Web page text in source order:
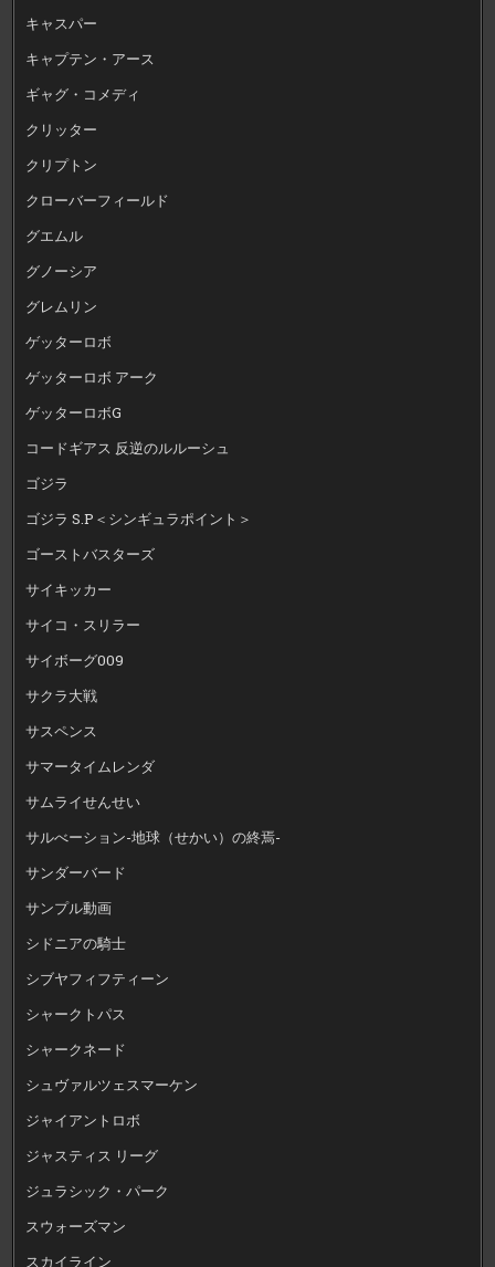
キャスパー
キャプテン・アース
ギャグ・コメディ
クリッター
クリプトン
クローバーフィールド
グエムル
グノーシア
グレムリン
ゲッターロボ
ゲッターロボ アーク
ゲッターロボG
コードギアス 反逆のルルーシュ
ゴジラ
ゴジラ S.P＜シンギュラポイント＞
ゴーストバスターズ
サイキッカー
サイコ・スリラー
サイボーグ009
サクラ大戦
サスペンス
サマータイムレンダ
サムライせんせい
サルべーション-地球（せかい）の終焉-
サンダーバード
サンプル動画
シドニアの騎士
シブヤフィフティーン
シャークトパス
シャークネード
シュヴァルツェスマーケン
ジャイアントロボ
ジャスティス リーグ
ジュラシック・パーク
スウォーズマン
スカイライン